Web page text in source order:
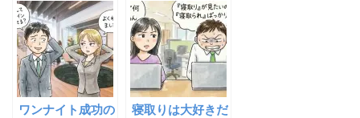
話ができないと何
も始まりません
よ！
を待っている
ワンナイト成功の
寝取りは大好きだ